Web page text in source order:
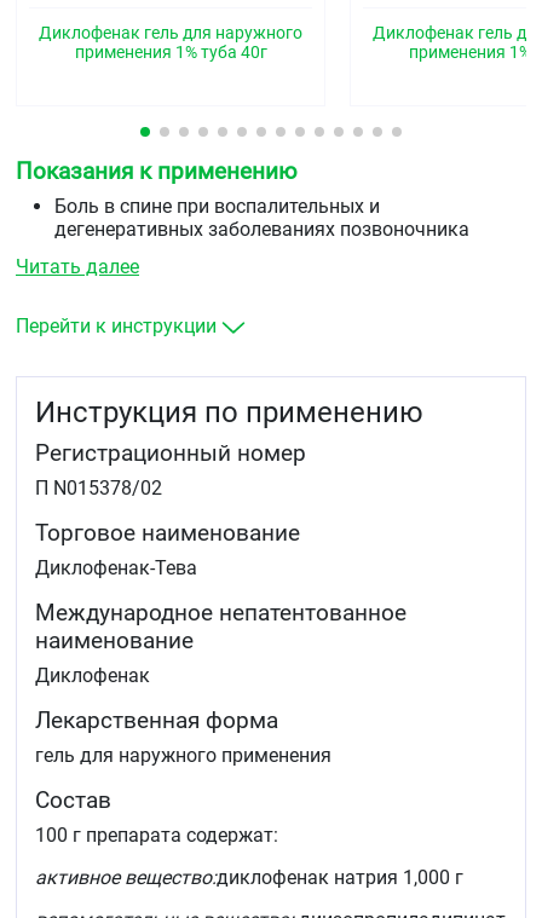
Диклофенак гель для наружного
применения 1% туба 40г
Диклофенак гель
применения 1%
Показания к применению
Боль в спине при воспалительных и
дегенеративных заболеваниях позвоночника
Боль в суставах (суставы пальцев рук, коленные и
растяжений, перенапряжений, ушибов, травм).
периартикулярных тканей, лучезапястный
Препарат предназначен для симптоматической
терапии, уменьшения боли и воспаления на момент
использования, на прогрессирование заболевания не
влияет.
Читать далее
Перейти к инструкции
Инструкция по применению
Регистрационный номер
П N015378/02
Торговое наименование
Диклофенак-Тева
Международное непатентованное
наименование
Диклофенак
Лекарственная форма
гель для наружного применения
Состав
100 г препарата содержат:
активное вещество:диклофенак натрия 1,000 г